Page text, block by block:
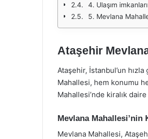
4. Ulaşım imkanları
5. Mevlana
Ataşehir
Ataşehir, İstanbul’un
Mahallesi, hem konumu
Mahallesi’nde kiralık
Mevlana Mahallesi’nin
Mevlana Mahallesi,